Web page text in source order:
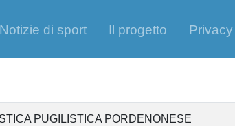
Notizie di sport Il progetto
PUGILISTICA PORDENONESE